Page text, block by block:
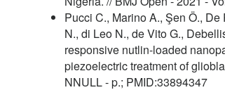
Pucci C., Marino A., Şen Ö.,
N., di Leo N., de Vito G.,
responsive nutlin-loaded
piezoelectric treatment of
NNULL - p.; PMID:33894347